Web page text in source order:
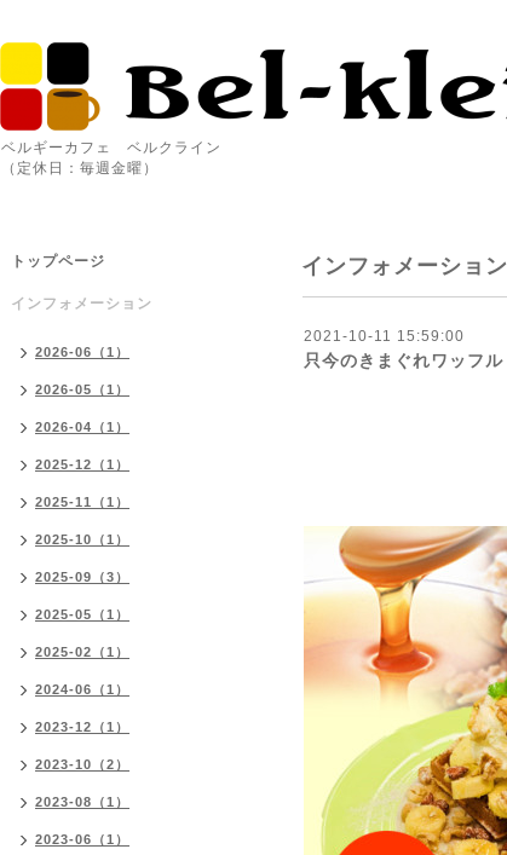
ベルギーカフェ ベルクライン
（定休日：毎週金曜）
インフォメーション
2021-10-11 15:59:00
只今のきまぐれワッフル
トップページ
インフォメーション
2026-06（1）
2026-05（1）
2026-04（1）
2025-12（1）
2025-11（1）
2025-10（1）
2025-09（3）
2025-05（1）
2025-02（1）
2024-06（1）
2023-12（1）
2023-10（2）
2023-08（1）
2023-06（1）